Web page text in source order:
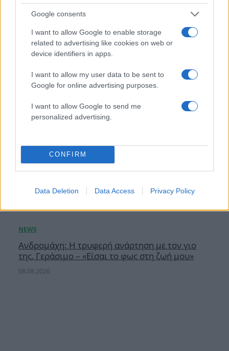
Google consents
I want to allow Google to enable storage
related to advertising like cookies on web or
device identifiers in apps.
I want to allow my user data to be sent to
Google for online advertising purposes.
I want to allow Google to send me
personalized advertising.
CONFIRM
Data Deletion Data Access Privacy Policy
Στέφανος Κασσελάκης: «Η δημιουργία
οικογένειας είναι ένα από τα πιο όμορφα και
δημιουργικά όνειρα που έχω»
08.08.2026
Ανδρομάχη: Η τρυφερή ανάρτηση με τον γιο
της, Γεράσιμο – «Είσαι το φως στη ζωή μου»
08.08.2026